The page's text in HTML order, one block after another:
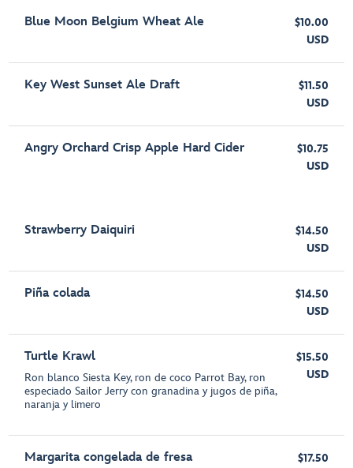
Blue Moon Belgium Wheat Ale
$10.00
USD
Key West Sunset Ale Draft
$11.50
USD
Angry Orchard Crisp Apple Hard Cider
$10.75
USD
Strawberry Daiquiri
$14.50
USD
Piña colada
$14.50
USD
Turtle Krawl
Ron blanco Siesta Key, ron de coco Parrot Bay, ron
especiado Sailor Jerry con granadina y jugos de piña,
naranja y limero
$15.50
USD
Margarita congelada de fresa
$17.50